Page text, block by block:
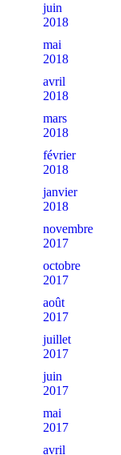
juin
2018
mai
2018
avril
2018
mars
2018
février
2018
janvier
2018
novembre
2017
octobre
2017
août
2017
juillet
2017
juin
2017
mai
2017
avril